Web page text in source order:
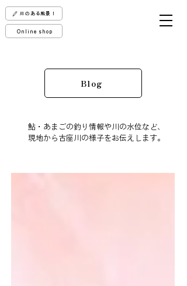
川のある風景！
Online shop
Blog
鮎・あまごの釣り情報や川の水位など、
現地から古座川の様子をお伝えします。